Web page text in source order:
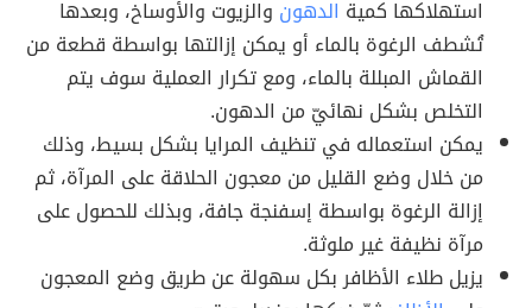
استهلاكها كمية الدهون والزيوت والأوساخ، وبعدها
تُشطف الرغوة بالماء أو يمكن إزالتها بواسطة قطعة من
القماش المبللة بالماء، ومع تكرار العملية سوف يتم
التخلص بشكل نهائيّ من الدهون.
يمكن استعماله في تنظيف المرايا بشكل بسيط، وذلك
من خلال وضع القليل من معجون الحلاقة على المرآة، ثم
إزالة الرغوة بواسطة إسفنجة جافة، وبذلك للحصول على
مرآة نظيفة غير ملوثة.
يزيل طلاء الأظافر بكل سهولة عن طريق وضع المعجون